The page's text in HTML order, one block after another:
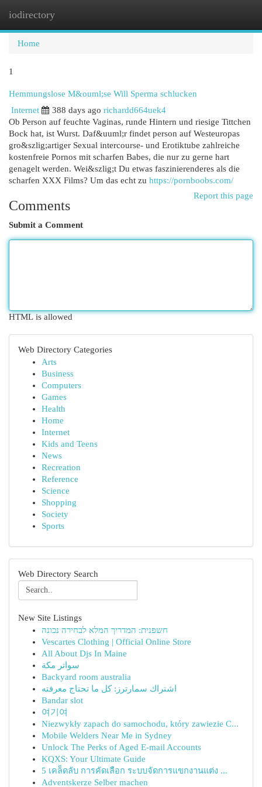
iodirectory
Home
1
Hemmungslose M&ouml;se Will Sperma schlucken
Internet
388 days ago richardd664uek4
Ob Person auf feuchte Vaginas, runde Hintern und riesige Tittchen
Bock hat, ist Wurst. Daf&uuml;r findet person auf Westeuropas
gro&szlig;artiger Sexual intercourse- und Erotiktube zahlreiche
kostenfreie Pornos mit scharfen Babes, die nur zu gerne hart
genagelt werden. Wei&szlig;t Du etwas faszinierenderes als die
scharfen XXX Films? Um das echt zu https://pornboobs.com/
Report this page
Comments
Submit a Comment
HTML is allowed
Web Directory Categories
Arts
Business
Computers
Games
Health
Home
Internet
Kids and Teens
News
Recreation
Reference
Science
Shopping
Society
Sports
Web Directory Search
New Site Listings
חשפנית: המדריך המלא לבחירה נכונה
Vescartes Clothing | Official Online Store
All About Djs In Maine
سواتر مكة
Backyard room australia
اشتراك سمارترز: كل ما تحتاج معرفته
Bandar slot
여기여
Niezwykły zapach do samochodu, który zawiezie C...
Mobile Welders Near Me in Sydney
Unlock The Perks of Aged E-mail Accounts
KQXS: Your Ultimate Guide
5 เคล็ดลับ การคัดเลือก ระบบจัดการแขกงานแต่ง ...
Adventskerze Selber machen